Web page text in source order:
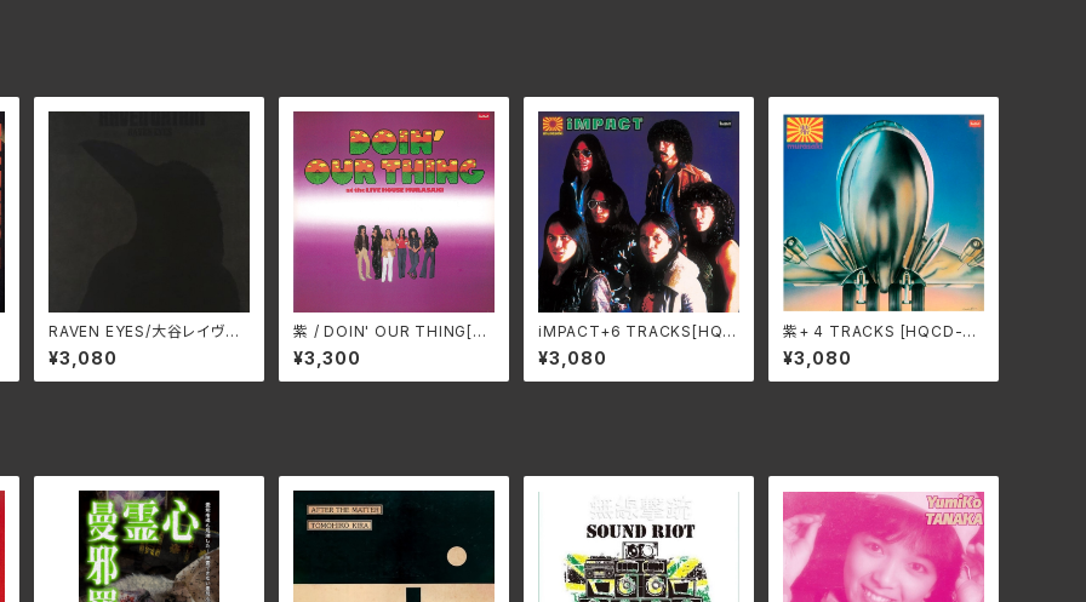
RAVEN EYES/大谷レイヴン
SWAX-310A
¥3,080
紫 / DOIN' OUR THING[H
QCD-EDITION] SWAX-32
1A
¥3,300
iMPACT+6 TRACKS[HQC
D-EDITION] / 紫 SWAX-3
20A
¥3,080
紫+ 4 TRACKS [HQCD-ED
ITION]/紫 SWAX-319A
¥3,080